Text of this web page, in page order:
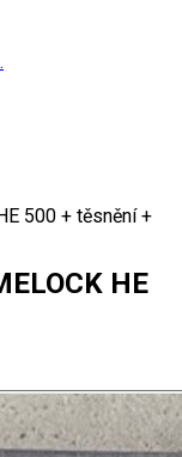
500 + těsnění +
HE